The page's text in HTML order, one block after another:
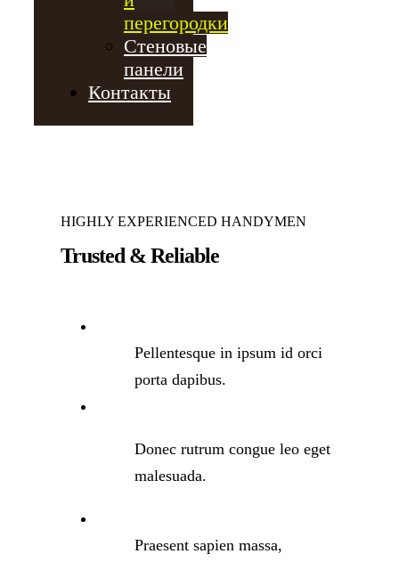
перегородки
Стеновые
панели
Контакты
HIGHLY EXPERIENCED HANDYMEN
Trusted & Reliable
Pellentesque in ipsum id orci
porta dapibus.
Donec rutrum congue leo eget
malesuada.
Praesent sapien massa,